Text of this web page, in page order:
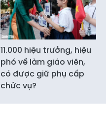
11.000 hiệu trưởng, hiệu
phó về làm giáo viên,
có được giữ phụ cấp
chức vụ?